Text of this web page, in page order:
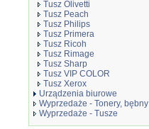
Tusz Olivetti
Tusz Peach
Tusz Philips
Tusz Primera
Tusz Ricoh
Tusz Rimage
Tusz Sharp
Tusz VIP COLOR
Tusz Xerox
Urządzenia biurowe
Wyprzedaże - Tonery, bębny
Wyprzedaże - Tusze